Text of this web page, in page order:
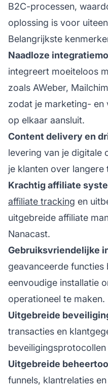
B2C-processen,
oplossing is voor
Belangrijkste
Naadloze
integreert moeiteloos
zoals AWeber,
zodat je marketing-
op elkaar aansluit.
Content delivery en
levering van je digitale
je klanten over langere
Krachtig affiliate
affiliate tracking en
uitgebreide affiliate
Nanacast.
Gebruiksvriendelijke
geavanceerde functies
eenvoudige installatie
operationeel te maken.
Uitgebreide
transacties en
beveiligingsprotocollen
Uitgebreide
funnels, klantrelaties